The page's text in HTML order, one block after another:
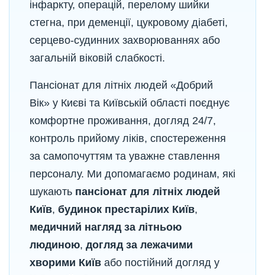
інфаркту, операцій, перелому шийки
стегна, при деменції, цукровому діабеті,
серцево-судинних захворюваннях або
загальній віковій слабкості.
Пансіонат для літніх людей «Добрий
Вік» у Києві та Київській області поєднує
комфортне проживання, догляд 24/7,
контроль прийому ліків, спостереження
за самопочуттям та уважне ставлення
персоналу. Ми допомагаємо родинам, які
шукають пансіонат для літніх людей
Київ, будинок престарілих Київ,
медичний нагляд за літньою
людиною, догляд за лежачими
хворими Київ або постійний догляд у